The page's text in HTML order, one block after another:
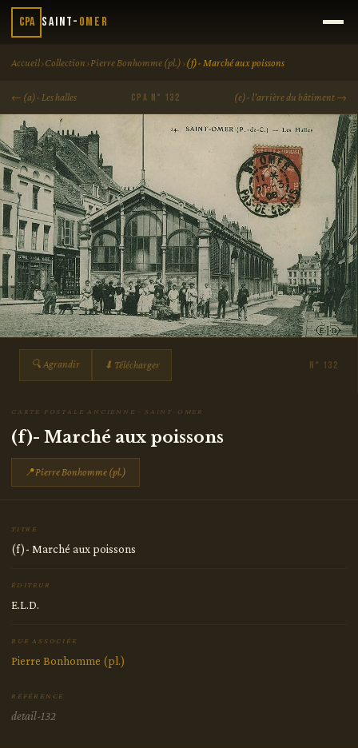
CPA Saint- Omer
Accueil›Collection ›Pierre Bonhomme (pl.) ›(f)- Marché aux poissons
← (a)- Les halles CPA N° 132 (e)- l'arrière du bâtiment →
🔍 Agrandir ⬇ Télécharger N° 132
CARTE POSTALE ANCIENNE · SAINT-OMER
(f)- Marché aux poissons
📍Pierre Bonhomme (pl.)
TITRE
(f)- Marché aux poissons
ÉDITEUR
E.L.D.
RUE ASSOCIÉE
Pierre Bonhomme (pl.)
RÉFÉRENCE
detail-132